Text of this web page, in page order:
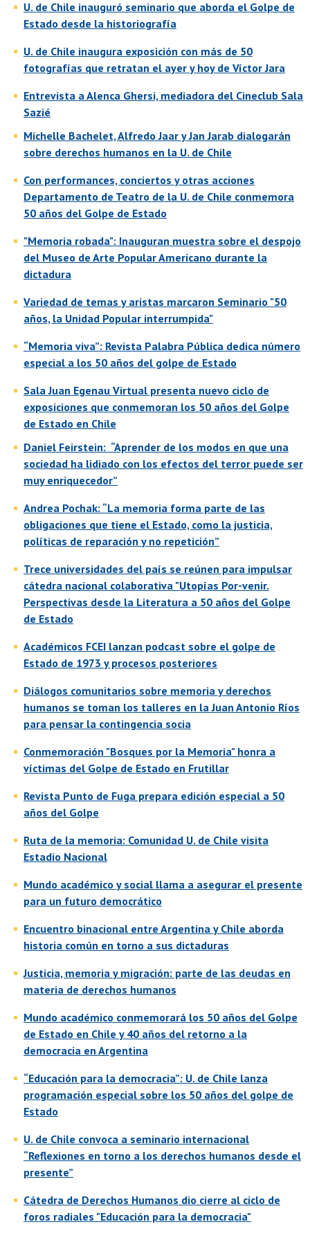
U. de Chile inauguró seminario que aborda el Golpe de
Estado desde la historiografía
U. de Chile inaugura exposición con más de 50
fotografías que retratan el ayer y hoy de Víctor Jara
Entrevista aAlenca Ghersi, mediadora del Cineclub Sala
Sazié
Michelle Bachelet, Alfredo Jaar y Jan Jarab dialogarán
sobre derechos humanos en la U. de Chile
Con performances, conciertos y otras acciones
Departamento de Teatro de la U. de Chile conmemora
50 años del Golpe de Estado
"Memoria robada": Inauguran muestra sobre el despojo
del Museo de Arte Popular Americano durante la
dictadura
Variedad de temas y aristas marcaron Seminario "50
años, la Unidad Popular interrumpida"
“Memoria viva”: Revista Palabra Pública dedica número
especial a los 50 años del golpe de Estado
Sala Juan Egenau Virtual presenta nuevo ciclo de
exposiciones que conmemoran los 50 años del Golpe
de Estado en Chile
Daniel Feirstein: “Aprender de los modos en que una
sociedad ha lidiado con los efectos del terror puede ser
muy enriquecedor”
Andrea Pochak: “La memoria forma parte de las
obligaciones que tiene el Estado, como la justicia,
políticas de reparación y no repetición”
Trece universidades del país se reúnen para impulsar
cátedra nacional colaborativa "Utopías Por-venir.
Perspectivas desde la Literatura a 50 años del Golpe
de Estado​
Académicos FCEI lanzan podcast sobre el golpe de
Estado de 1973 y procesos posteriores
Diálogos comunitarios sobre memoria y derechos
humanos se toman los talleres en la Juan Antonio Ríos
para pensar la contingencia socia
Conmemoración "Bosques por la Memoria" honra a
víctimas del Golpe de Estado en Frutillar
Revista Punto de Fuga prepara edición especial a 50
años del Golpe
Ruta de la memoria: Comunidad U. de Chile visita
Estadio Nacional
Mundo académico y social llama a asegurar el presente
para un futuro democrático
Encuentro binacional entre Argentina y Chile aborda
historia común en torno a sus dictaduras
Justicia, memoria y migración: parte de las deudas en
materia de derechos humanos
Mundo académico conmemorará los 50 años del Golpe
de Estado en Chile y 40 años del retorno a la
democracia en Argentina
“Educación para la democracia”: U. de Chile lanza
programación especial sobre los 50 años del golpe de
Estado
U. de Chile convoca a seminario internacional
“Reflexiones en torno a los derechos humanos desde el
presente”
Cátedra de Derechos Humanos dio cierre al ciclo de
foros radiales "Educación para la democracia"